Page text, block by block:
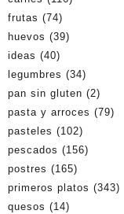
frutas (74)
huevos (39)
ideas (40)
legumbres (34)
pan sin gluten (2)
pasta y arroces (79)
pasteles (102)
pescados (156)
postres (165)
primeros platos (343)
quesos (14)